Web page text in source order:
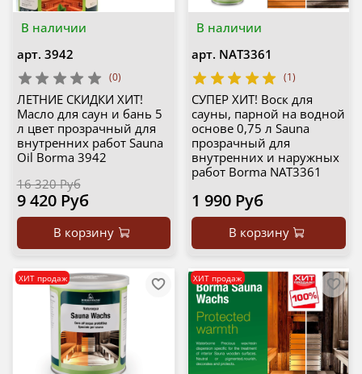
В наличии
арт. 3942
(0)
ЛЕТНИЕ СКИДКИ ХИТ!
Масло для саун и бань 5
л цвет прозрачный для
внутренних работ Sauna
Oil Borma 3942
16 320 Руб
9 420 Руб
В корзину
В наличии
арт. NAT3361
(1)
СУПЕР ХИТ! Воск для
сауны, парной на водной
основе 0,75 л Sauna
прозрачный для
внутренних и наружных
работ Borma NAT3361
1 990 Руб
В корзину
ХИТ продаж ХИТ продаж